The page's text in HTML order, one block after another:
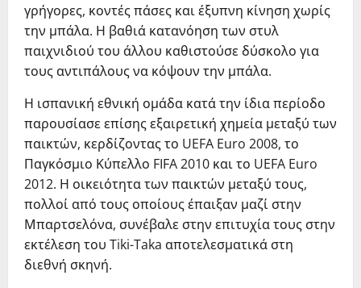
γρήγορες, κοντές πάσες και έξυπνη κίνηση χωρίς
την μπάλα. Η βαθιά κατανόηση των στυλ
παιχνιδιού του άλλου καθιστούσε δύσκολο για
τους αντιπάλους να κόψουν την μπάλα.
Η ισπανική εθνική ομάδα κατά την ίδια περίοδο
παρουσίασε επίσης εξαιρετική χημεία μεταξύ των
παικτών, κερδίζοντας το UEFA Euro 2008, το
Παγκόσμιο Κύπελλο FIFA 2010 και το UEFA Euro
2012. Η οικειότητα των παικτών μεταξύ τους,
πολλοί από τους οποίους έπαιξαν μαζί στην
Μπαρτσελόνα, συνέβαλε στην επιτυχία τους στην
εκτέλεση του Tiki-Taka αποτελεσματικά στη
διεθνή σκηνή.